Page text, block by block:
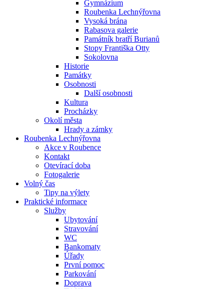
Gymnázium
Roubenka Lechnýřovna
Vysoká brána
Rabasova galerie
Památník bratří Burianů
Stopy Františka Otty
Sokolovna
Historie
Památky
Osobnosti
Další osobnosti
Kultura
Procházky
Okolí města
Hrady a zámky
Roubenka Lechnýřovna
Akce v Roubence
Kontakt
Otevírací doba
Fotogalerie
Volný čas
Tipy na výlety
Praktické informace
Služby
Ubytování
Stravování
WC
Bankomaty
Úřady
První pomoc
Parkování
Doprava